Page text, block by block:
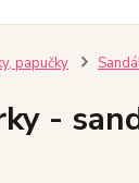
papučky
-